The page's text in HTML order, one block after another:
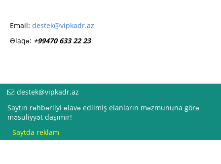
Email: destek@vipkadr.az
Əlaqə: +99470 633 22 23
destek@vipkadr.az
Saytın rəhbərliyi əlavə edilmiş elanların məzmununa görə
məsuliyyət daşımır!
Saytda reklam